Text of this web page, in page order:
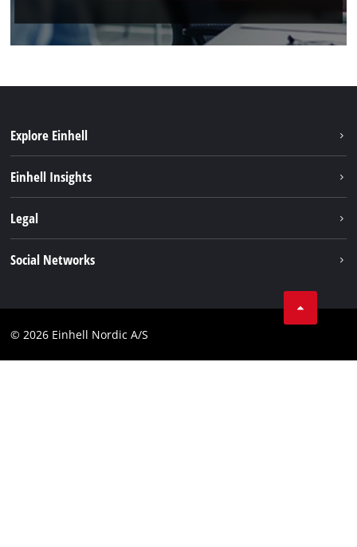
Explore Einhell
Service
Einhell Insights
Legal
Compliance
Social Networks
© 2026 Einhell Nordic A/S